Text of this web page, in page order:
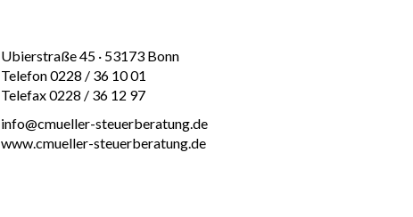
Ubierstraße 45 · 53173 Bonn
Telefon 0228 / 36 10 01
Telefax 0228 / 36 12 97
info@cmueller-steuerberatung.de
www.cmueller-steuerberatung.de